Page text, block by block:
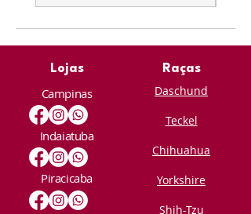
Lojas
Campinas
Indaiatuba
Piracicaba
Raças
Daschund
Teckel
Chihuahua
Yorkshire
Shih-Tzu